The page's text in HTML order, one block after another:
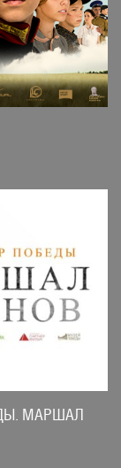
МАРШАЛ